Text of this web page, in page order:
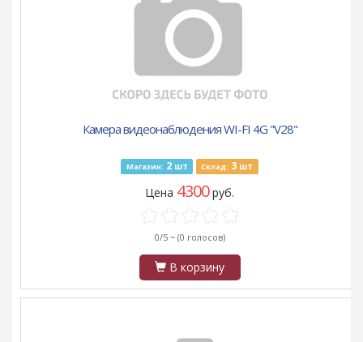
Камера видеонаблюдения WI-FI 4G "V28"
Магазин: 2шт Склад: 3 шт
Цена 4300руб.
0/5 ~ (0 голосов)
В корзину